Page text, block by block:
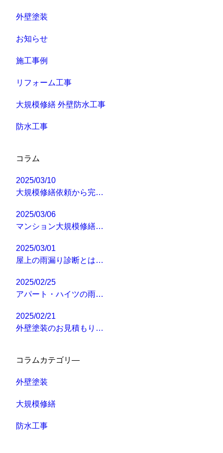
外壁塗装
お知らせ
施工事例
リフォーム工事
大規模修繕 外壁防水工事
防水工事
コラム
2025/03/10
大規模修繕依頼から完…
2025/03/06
マンション大規模修繕…
2025/03/01
屋上の雨漏り診断とは…
2025/02/25
アパート・ハイツの雨…
2025/02/21
外壁塗装のお見積もり…
コラムカテゴリ―
外壁塗装
大規模修繕
防水工事